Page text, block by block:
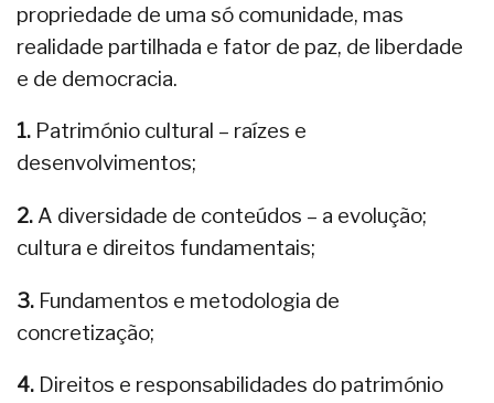
propriedade de uma só comunidade, mas
realidade partilhada e fator de paz, de liberdade
e de democracia.
1. Património cultural – raízes e
desenvolvimentos;
2. A diversidade de conteúdos – a evolução;
cultura e direitos fundamentais;
3. Fundamentos e metodologia de
concretização;
4. Direitos e responsabilidades do património